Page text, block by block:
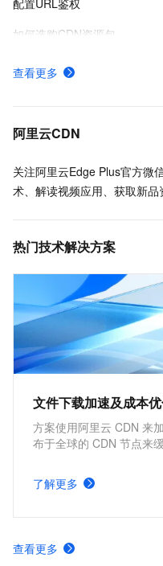
配置URL鉴权
如何选购CDN资源包
阿里云CDN使用流程概览
鉴权方式A说明
查看更多
阿里云CDN
关注阿里云Edge Plus官方微
术、解读视频应用、获取新品
热门技术解决方案
文件下载加速及成本
方案使用阿里云 CDN 来
布于全球的 CDN 节点来
加快文件下载速度，提高
体验，提高网站可访问性
了解更多
查看更多